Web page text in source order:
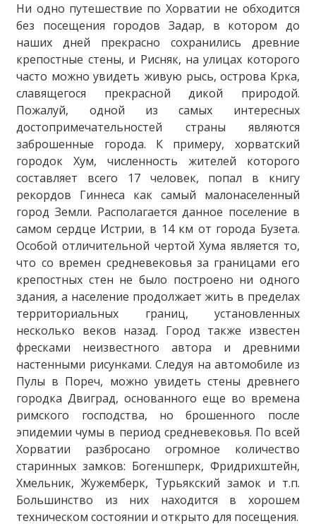
Ни одно путешествие по Хорватии не обходится
без посещения городов Задар, в котором до
наших дней прекрасно сохранились древние
крепостные стены, и Рисняк, на улицах которого
часто можно увидеть живую рысь, острова Крка,
славящегося прекрасной дикой природой.
Пожалуй, одной из самых интересных
достопримечательностей страны являются
заброшенные города. К примеру, хорватский
городок Хум, численность жителей которого
составляет всего 17 человек, попал в книгу
рекордов Гиннеса как самый малонаселенный
город Земли. Располагается данное поселение в
самом сердце Истрии, в 14 км от города Бузета.
Особой отличительной чертой Хума является то,
что со времен средневековья за границами его
крепостных стен не было построено ни одного
здания, а население продолжает жить в пределах
территориальных границ, установленных
несколько веков назад. Город также известен
фресками неизвестного автора и древними
настенными рисунками. Следуя на автомобиле из
Пулы в Пореч, можно увидеть стены древнего
городка Двиград, основанного еще во времена
римского господства, но брошенного после
эпидемии чумы в период средневековья. По всей
Хорватии разбросано огромное количество
старинных замков: Богеншперк, Фридрихштейн,
Хмельник, Жужемберк, Турьякский замок и т.п.
Большинство из них находится в хорошем
техническом состоянии и открыто для посещения.